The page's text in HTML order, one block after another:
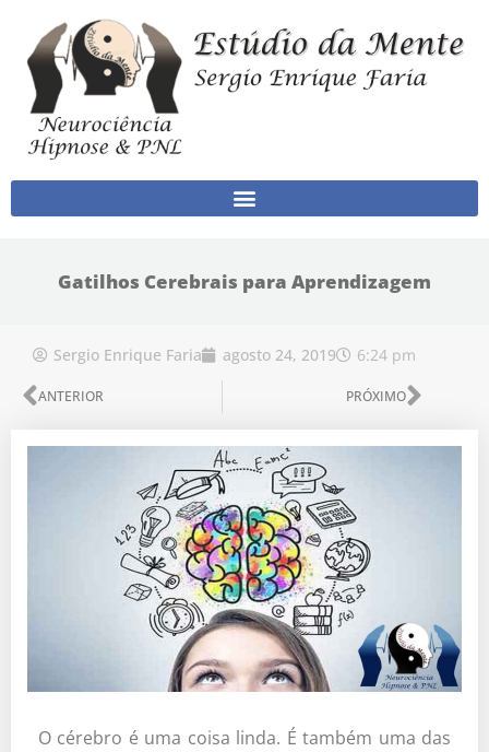
Gatilhos Cerebrais para Aprendizagem
Sergio Enrique Faria agosto 24, 2019 6:24 pm
Anterior
ANTERIOR PRÓXIMO
O cérebro é uma coisa linda. É também uma das